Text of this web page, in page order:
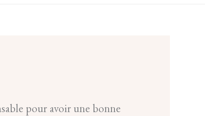
pour avoir une bonne